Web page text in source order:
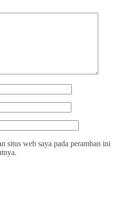
situs web saya pada peramban ini